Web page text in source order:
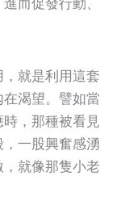
就是利用這套
渴望。譬如當
，那種被看見
一股興奮感湧
就像那隻小老